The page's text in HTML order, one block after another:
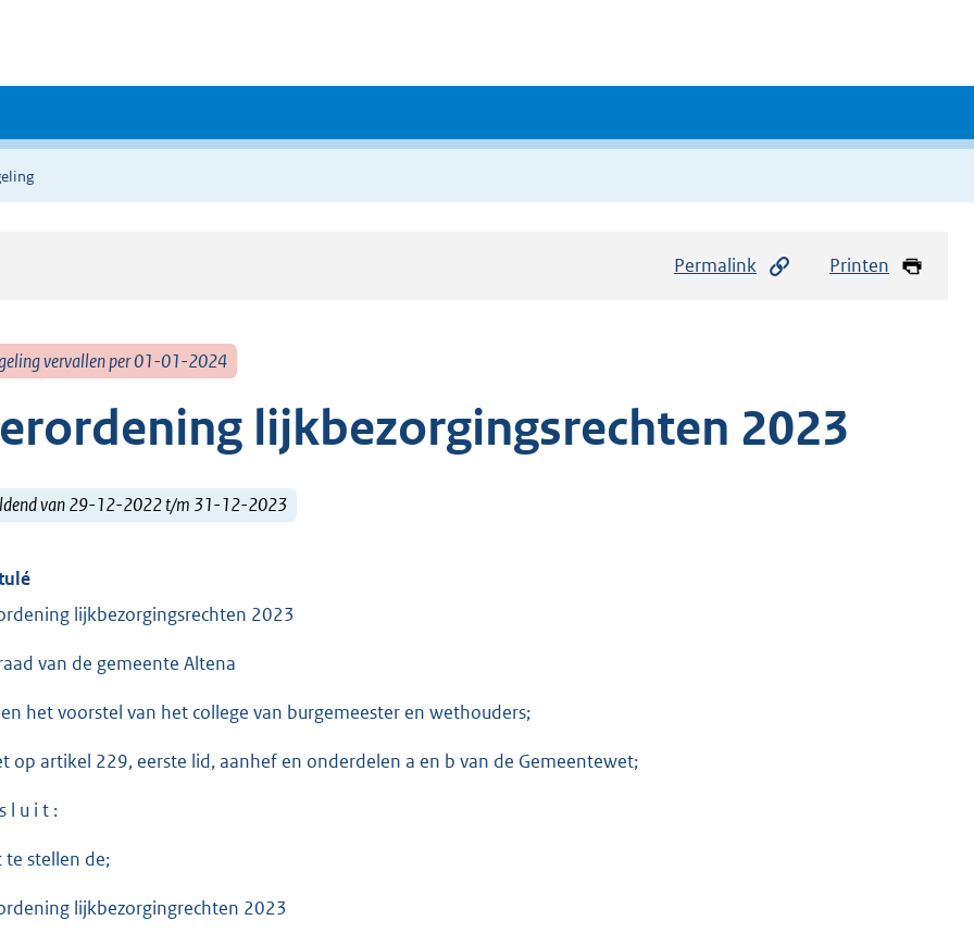
Permalink Printen
vervallen per 01-01-2024
lijkbezorgingsrechten 2023
van 29-12-2022 t/m 31-12-2023
lijkbezorgingsrechten 2023
van de gemeente Altena
het voorstel van het college van burgemeester en wethouders;
op artikel 229, eerste lid, aanhef en onderdelen a en b van de Gemeentewet;
l u i t :
te stellen de;
lijkbezorgingrechten 2023